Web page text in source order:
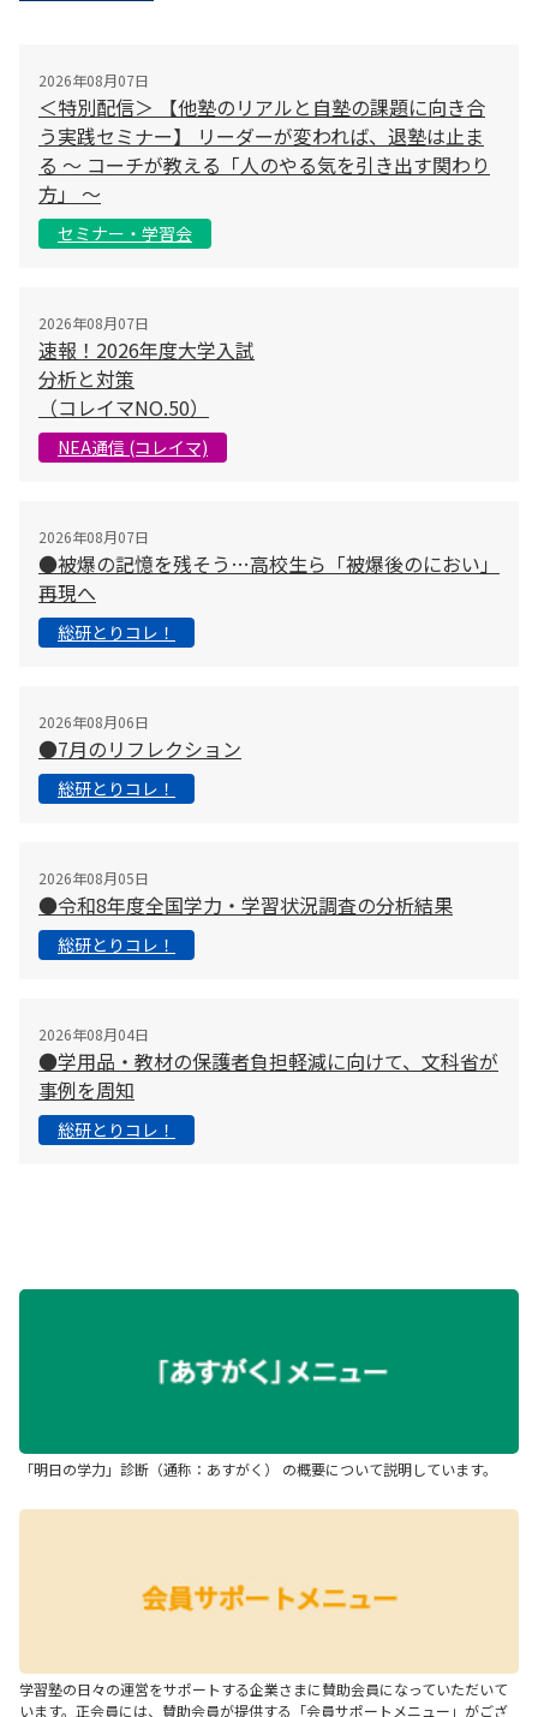
2026年08月07日
＜特別配信＞ 【他塾のリアルと自塾の課題に向き合
う実践セミナー】 リーダーが変われば、退塾は止ま
る 〜 コーチが教える「人のやる気を引き出す関わり
方」 〜
セミナー・学習会
2026年08月07日
速報！2026年度大学入試
分析と対策
（コレイマNO.50）
NEA通信 (コレイマ)
2026年08月07日
●被爆の記憶を残そう…高校生ら「被爆後のにおい」
再現へ
総研とりコレ！
2026年08月06日
●7月のリフレクション
総研とりコレ！
2026年08月05日
●令和8年度全国学力・学習状況調査の分析結果
総研とりコレ！
2026年08月04日
●学用品・教材の保護者負担軽減に向けて、文科省が
事例を周知
総研とりコレ！
「明日の学力」診断（通称：あすがく） の概要について説明しています。
学習塾の日々の運営をサポートする企業さまに賛助会員になっていただいて
います。正会員には、賛助会員が提供する「会員サポートメニュー」がござ